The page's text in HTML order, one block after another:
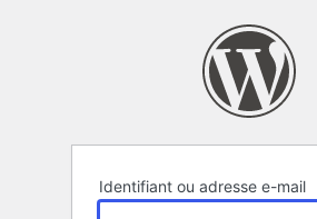
Identifiant ou adresse e-mail